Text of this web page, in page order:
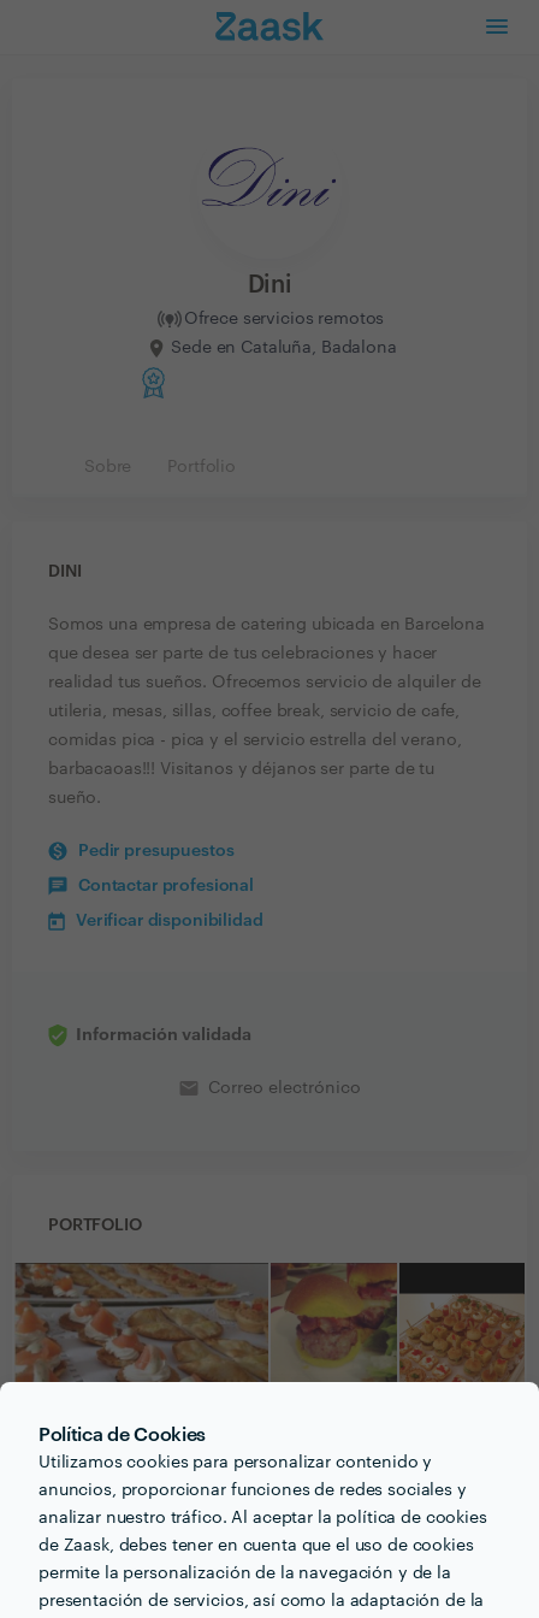
Política de Cookies
Utilizamos cookies para personalizar contenido y
anuncios, proporcionar funciones de redes sociales y
analizar nuestro tráfico. Al aceptar la política de cookies
de Zaask, debes tener en cuenta que el uso de cookies
permite la personalización de la navegación y de la
presentación de servicios, así como la adaptación de la
Dini
Ofrece servicios remotos
Sede en Cataluña, Badalona
Sobre Portfolio
DINI
Somos una empresa de catering ubicada en Barcelona
que desea ser parte de tus celebraciones y hacer
realidad tus sueños. Ofrecemos servicio de alquiler de
utileria, mesas, sillas, coffee break, servicio de cafe,
comidas pica - pica y el servicio estrella del verano,
barbacaoas!!! Visitanos y déjanos ser parte de tu
sueño.
Pedir presupuestos
Contactar profesional
Verificar disponibilidad
Información validada
email Correo electrónico
PORTFOLIO
Recibe varias propuestas de profesionales como